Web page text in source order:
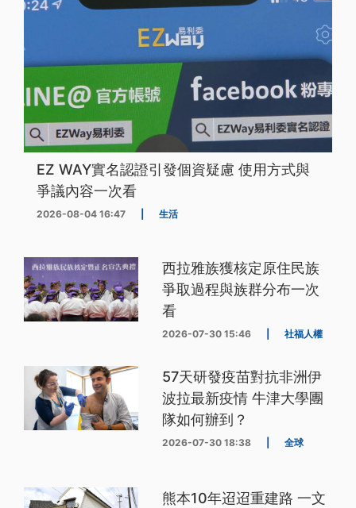
EZ WAY實名認證引發個資疑慮 使用方式與
爭議內容一次看
2026-08-04 16:47 生活
西拉雅族獲核定原住民族
爭取過程與族群分布一次
看
2026-07-30 15:46 社福人權
57天研發疫苗對抗非洲伊
波拉最新疫情 牛津大學團
隊如何辦到？
2026-07-30 18:38 全球
熊本10年迢迢重建路 一文